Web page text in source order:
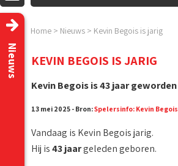
Home > Nieuws > Kevin Begois is jarig
Nieuws KEVIN BEGOIS IS JARIG
Kevin Begois is 43 jaar geworden
13 mei 2025 - Bron:Spelersinfo: Kevin Begois
Vandaag is Kevin Begois jarig.
Hij is43 jaargeleden geboren.